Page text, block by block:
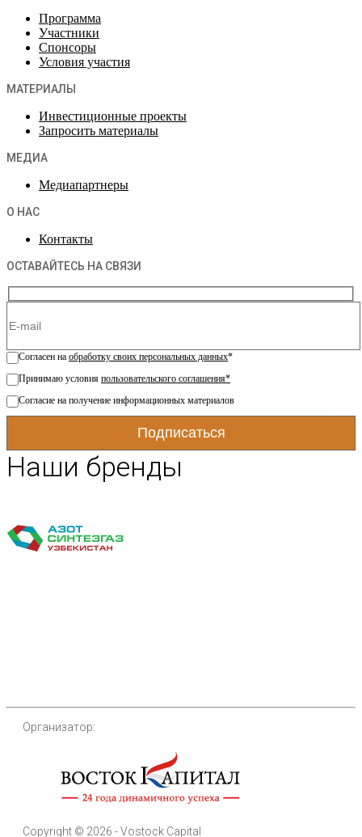
Программа
Участники
Спонсоры
Условия участия
МАТЕРИАЛЫ
Инвестиционные проекты
Запросить материалы
МЕДИА
Медиапартнеры
О НАС
Контакты
ОСТАВАЙТЕСЬ НА СВЯЗИ
Согласен на обработку своих персональных данных*
Принимаю условия пользовательского соглашения*
Согласие на получение информационных материалов
Наши бренды
Организатор:
Copyright © 2026 - Vostock Capital